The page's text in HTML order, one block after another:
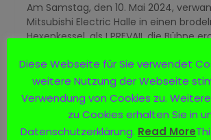
Am Samstag, den 10. Mai 2024,
Mitsubishi Electric Halle in einen
Hexenkessel, als I PREVAIL die Bühne
talentierte Vorgruppen die Menge
Read more
Diese Webseite für Sie verwendet
weitere Nutzung der Webseite
Verwendung von Cookies zu.
zu Cookies erhalten Sie in
Datenschutzerklärung. Read More